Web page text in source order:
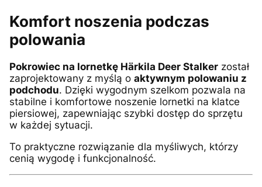
Komfort noszenia podczas
polowania
Pokrowiec na lornetkę Härkila Deer Stalker został
zaprojektowany z myślą o aktywnym polowaniu z
podchodu. Dzięki wygodnym szelkom pozwala na
stabilne i komfortowe noszenie lornetki na klatce
piersiowej, zapewniając szybki dostęp do sprzętu
w każdej sytuacji.
To praktyczne rozwiązanie dla myśliwych, którzy
cenią wygodę i funkcjonalność.